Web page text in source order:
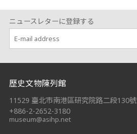
ニュースレターに登録する
:::
歷史文物陳列館
11529 臺北市南港區研究院路二段130號
+886-2-2652-3180
museum@asihp.net